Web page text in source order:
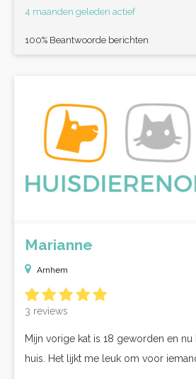
4 maanden geleden actief
100% Beantwoorde berichten
Marianne
Arnhem
3 reviews
Mijn vorige kat is 18 geworden en nu
huis. Het lijkt me leuk om voor